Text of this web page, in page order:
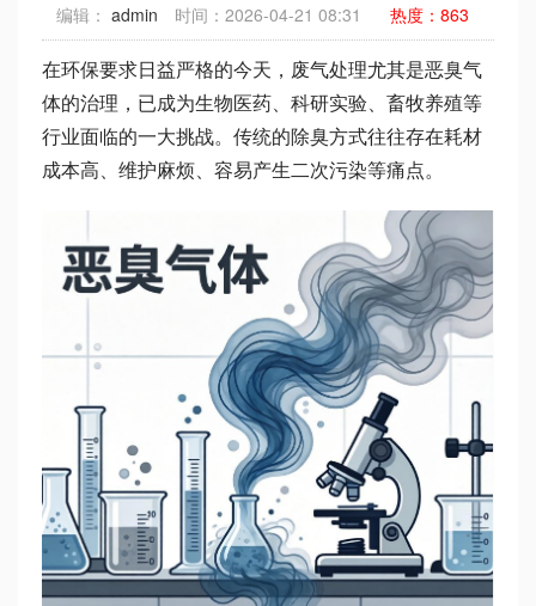
编辑： admin 时间：2026-04-21 08:31 热度：863
在环保要求日益严格的今天，废气处理尤其是恶臭气
体的治理，已成为生物医药、科研实验、畜牧养殖等
行业面临的一大挑战。传统的除臭方式往往存在耗材
成本高、维护麻烦、容易产生二次污染等痛点。